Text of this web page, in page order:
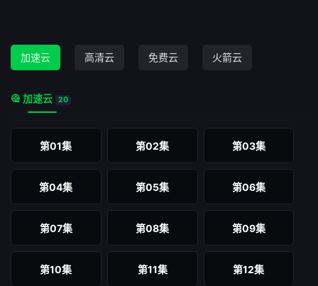
加速云 高清云 免费云 火箭云
加速云 20
第01集 第02集 第03集
第04集 第05集 第06集
第07集 第08集 第09集
第10集 第11集 第12集